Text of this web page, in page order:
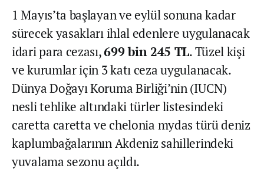
1 Mayıs’ta başlayan ve eylül sonuna kadar
sürecek yasakları ihlal edenlere uygulanacak
idari para cezası,699 bin 245 TL. Tüzel kişi
ve kurumlar için 3 katı ceza uygulanacak.
Dünya Doğayı Koruma Birliği’nin (IUCN)
nesli tehlike altındaki türler listesindeki
caretta caretta ve chelonia mydas türü deniz
kaplumbağalarının Akdeniz sahillerindeki
yuvalama sezonu açıldı.